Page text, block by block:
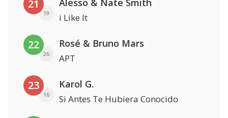
21
19
Alesso & Nate Smith
i Like It
22
26
Rosé & Bruno Mars
APT
23
16
Karol G.
Si Antes Te Hubiera Conocido